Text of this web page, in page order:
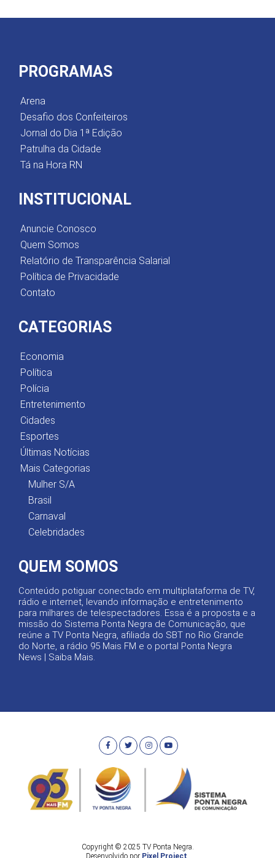
PROGRAMAS
Arena
Desafio dos Confeiteiros
Jornal do Dia 1ª Edição
Patrulha da Cidade
Tá na Hora RN
INSTITUCIONAL
Anuncie Conosco
Quem Somos
Relatório de Transparência Salarial
Política de Privacidade
Contato
CATEGORIAS
Economia
Política
Polícia
Entretenimento
Cidades
Esportes
Últimas Notícias
Mais Categorias
Mulher S/A
Brasil
Carnaval
Celebridades
QUEM SOMOS
Conteúdo potiguar conectado em multiplataforma de TV,
rádio e internet, levando informação e entretenimento
para milhares de telespectadores. Essa é a proposta e a
missão do Sistema Ponta Negra de Comunicação, que
reúne a TV Ponta Negra, afiliada do SBT no Rio Grande
do Norte, a rádio 95 Mais FM e o portal Ponta Negra
News | Saiba Mais.
Copyright © 2025 TV Ponta Negra.